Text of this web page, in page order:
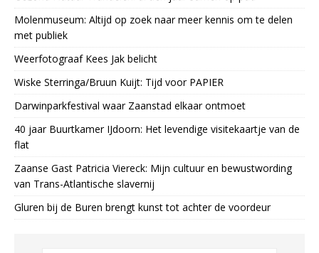
Molenmuseum: Altijd op zoek naar meer kennis om te delen
met publiek
Weerfotograaf Kees Jak belicht
Wiske Sterringa/Bruun Kuijt: Tijd voor PAPIER
Darwinparkfestival waar Zaanstad elkaar ontmoet
40 jaar Buurtkamer IJdoorn: Het levendige visitekaartje van de
flat
Zaanse Gast Patricia Viereck: Mijn cultuur en bewustwording
van Trans-Atlantische slavernij
Gluren bij de Buren brengt kunst tot achter de voordeur